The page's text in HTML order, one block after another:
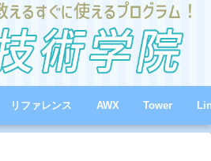
リファレンス AWX Tower